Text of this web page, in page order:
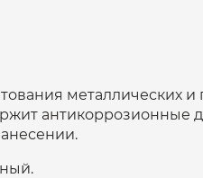
металлических
антикоррозионные